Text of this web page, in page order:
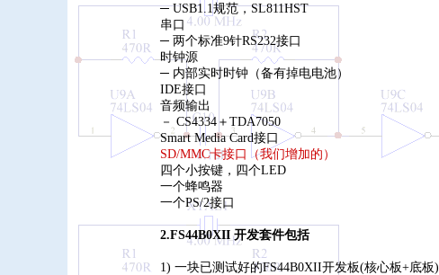
─ USB1.1规范，SL811HST
串口
─ 两个标准9针RS232接口
时钟源
─ 内部实时时钟（备有掉电电池）
IDE接口
音频输出
－ CS4334＋TDA7050
Smart Media Card接口
SD/MMC卡接口（我们增加的）
四个小按键，四个LED
一个蜂鸣器
一个PS/2接口
2.FS44B0XII 开发套件包括
1) 一块已测试好的FS44B0XII开发板(核心板+底板)